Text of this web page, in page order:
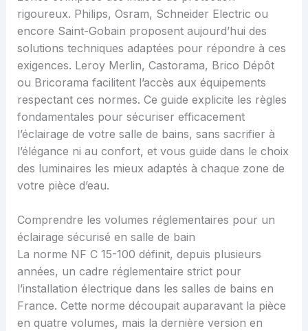
rigoureux. Philips, Osram, Schneider Electric ou
encore Saint-Gobain proposent aujourd’hui des
solutions techniques adaptées pour répondre à ces
exigences. Leroy Merlin, Castorama, Brico Dépôt
ou Bricorama facilitent l’accès aux équipements
respectant ces normes. Ce guide explicite les règles
fondamentales pour sécuriser efficacement
l’éclairage de votre salle de bains, sans sacrifier à
l’élégance ni au confort, et vous guide dans le choix
des luminaires les mieux adaptés à chaque zone de
votre pièce d’eau.
Comprendre les volumes réglementaires pour un
éclairage sécurisé en salle de bain
La norme NF C 15-100 définit, depuis plusieurs
années, un cadre réglementaire strict pour
l’installation électrique dans les salles de bains en
France. Cette norme découpait auparavant la pièce
en quatre volumes, mais la dernière version en